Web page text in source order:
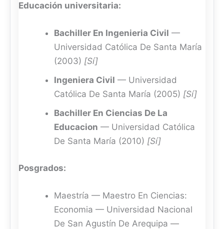
Educación universitaria:
Bachiller En Ingenieria Civil —
Universidad Católica De Santa María
(2003) [Sí]
Ingeniera Civil — Universidad
Católica De Santa María (2005) [Sí]
Bachiller En Ciencias De La
Educacion — Universidad Católica
De Santa María (2010) [Sí]
Posgrados:
Maestría — Maestro En Ciencias:
Economia — Universidad Nacional
De San Agustín De Arequipa —